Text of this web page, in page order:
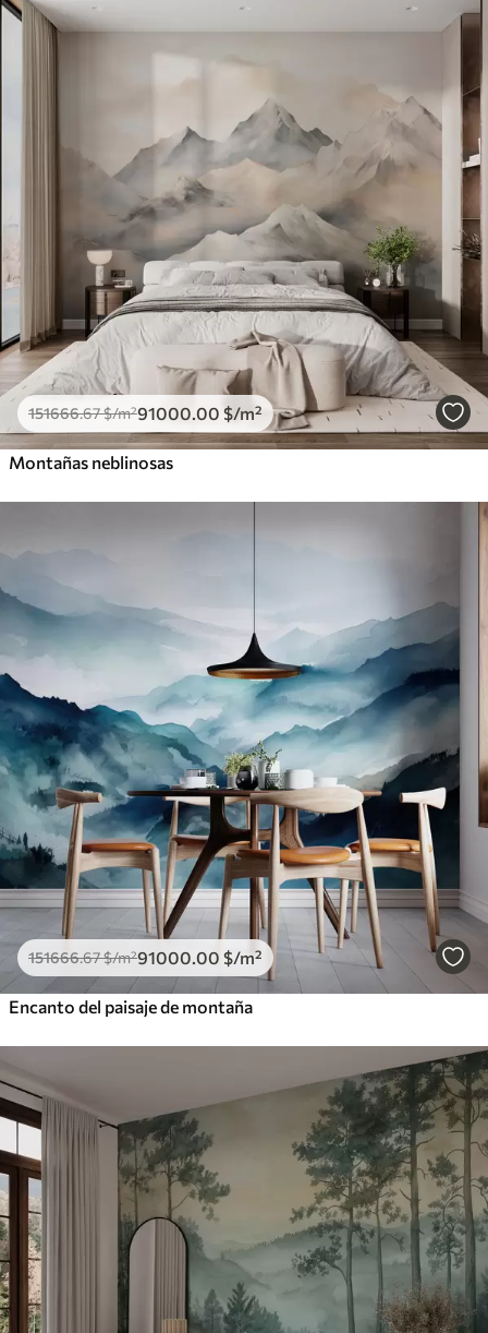
151666.67$/m²91000 .00 $/m²
Montañas neblinosas
151666.67$/m²91000 .00 $/m²
Encanto del paisaje de montaña